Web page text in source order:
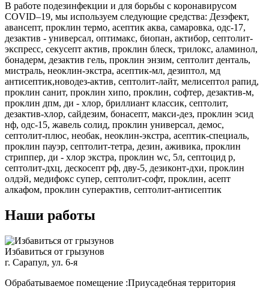
В работе подезинфекции и для борьбы с коронавирусом
COVID–19, мы используем следующие средства: Дезэфект,
авансепт, проклин термо, асептик аква, самаровка, одс-17,
дезактив - универсал, оптимакс, биопан, актибор, септолит-
экспресс, секусепт актив, проклин блеск, трилокс, аламинол,
бонадерм, дезактив гель, проклин энзим, септолит денталь,
мистраль, неоклин-экстра, асептик-мл, дезиптол, мд
антисептик,новодез-актив, септолит-лайт, мелисептол рапид,
проклин санит, проклин хипо, проклин, софтер, дезактив-м,
проклин дпм, ди - хлор, бриллиант классик, септолит,
дезактив-хлор, сайдезим, бонасепт, макси-дез, проклин эсид
нф, одс-15, жавель солид, проклин универсал, демос,
септолит-плюс, необак, неоклин-экстра, асептик-специаль,
проклин пауэр, септолит-тетра, дезин, аживика, проклин
стриппер, ди - хлор экстра, проклин wc, 5л, септоцид р,
септолит-дхц, дескосепт рф, дву-5, дезиконт-дхи, проклин
олдэй, медифокс супер, септолит-софт, проклин, асепт
алкафом, проклин суперактив, септолит-антисептик
Наши работы
Избавиться от грызунов
г. Сарапул, ул. 6-я
Обрабатываемое помещение :Приусадебная территория